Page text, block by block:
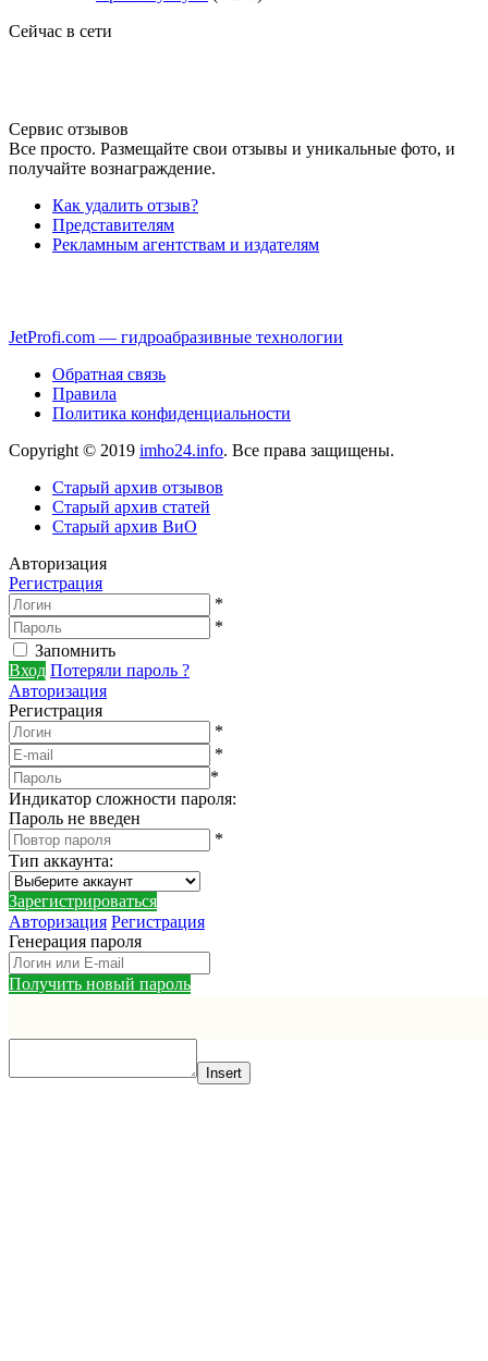
Сейчас в сети
Сервис отзывов
Все просто. Размещайте свои отзывы и уникальные фото, и
получайте вознаграждение.
Как удалить отзыв?
Представителям
Рекламным агентствам и издателям
JetProfi.com — гидроабразивные технологии
Обратная связь
Правила
Политика конфиденциальности
Copyright © 2019 imho24.info. Все права защищены.
Старый архив отзывов
Старый архив статей
Старый архив ВиО
Авторизация
Регистрация
*
*
Запомнить
Вход Потеряли пароль ?
Авторизация
Регистрация
*
*
*
Индикатор сложности пароля:
Пароль не введен
*
Тип аккаунта:
Зарегистрироваться
Авторизация Регистрация
Генерация пароля
Получить новый пароль
Insert